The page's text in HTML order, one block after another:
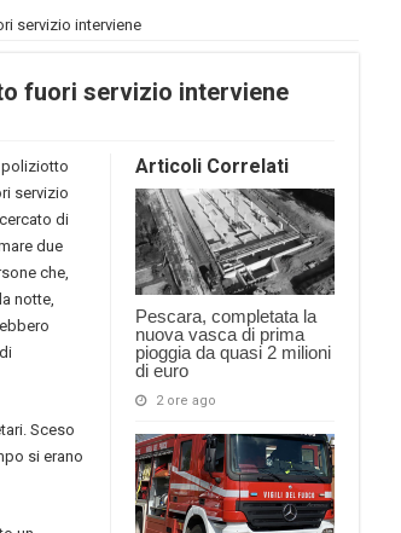
servizio interviene
fuori servizio interviene
Articoli Correlati
Pescara, completata la
nuova vasca di prima
pioggia da quasi 2 milioni
di euro
2 ore ago
poliziotto
servizio
di
due
che,
notte,
Sceso
si erano